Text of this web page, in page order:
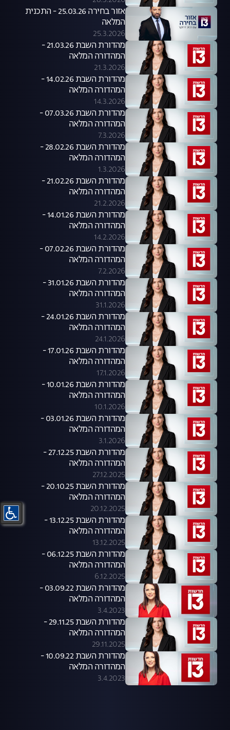
אזור בחירה 25.03.26 - התכנית
המלאה
25.3.2026
מהדורת השבת 21.03.26 -
המהדורה המלאה
21.3.2026
מהדורת השבת 14.02.26 -
המהדורה המלאה
14.3.2026
מהדורת השבת 07.03.26 -
המהדורה המלאה
7.3.2026
מהדורת השבת 28.02.26 -
המהדורה המלאה
1.3.2026
מהדורת השבת 21.02.26 -
המהדורה המלאה
21.2.2026
מהדורת השבת 14.01.26 -
המהדורה המלאה
14.2.2026
מהדורת השבת 07.02.26 -
המהדורה המלאה
7.2.2026
מהדורת השבת 31.01.26 -
המהדורה המלאה
31.1.2026
מהדורת השבת 24.01.26 -
המהדורה המלאה
24.1.2026
מהדורת השבת 17.01.26 -
המהדורה המלאה
17.1.2026
מהדורת השבת 10.01.26 -
המהדורה המלאה
10.1.2026
מהדורת השבת 03.01.26 -
המהדורה המלאה
3.1.2026
מהדורת השבת 27.12.25 -
המהדורה המלאה
27.12.2025
מהדורת השבת 20.10.25 -
המהדורה המלאה
20.12.2025
מהדורת השבת 13.12.25 -
המהדורה המלאה
13.12.2025
מהדורת השבת 06.12.25 -
המהדורה המלאה
6.12.2025
מהדורת השבת 03.09.22 -
המהדורה המלאה
3.4.2023
מהדורת השבת 29.11.25 -
המהדורה המלאה
29.11.2025
מהדורת השבת 10.09.22 -
המהדורה המלאה
3.4.2023